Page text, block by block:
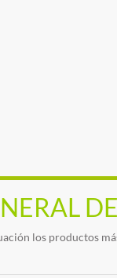
los productos